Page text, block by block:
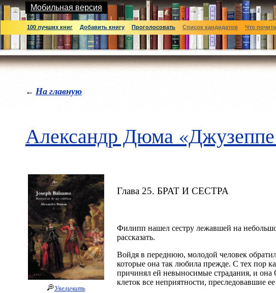
Мобильная версия
100 лучших книг Добавить книгу Проголосовать Список кандидатов Что
← На главную
Александр Дюма «Джузеппе
Увеличить
Глава 25. БРАТ И СЕСТРА
Филипп нашел сестру лежавшей на
рассказать.
Войдя в переднюю, молодой человек
которые она так любила прежде. С тех пор
причинял ей невыносимые страдания, и она
клеток все неприятности, преследовавшие